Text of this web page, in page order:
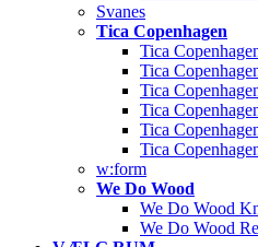
Svanes
Tica Copenhagen
Tica
Tica
Tica
Tica
Tica
Tica
w:form
We Do Wood
We Do Wood
We Do Wood